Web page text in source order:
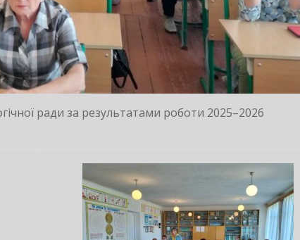
ради за результатами роботи 2025–2026